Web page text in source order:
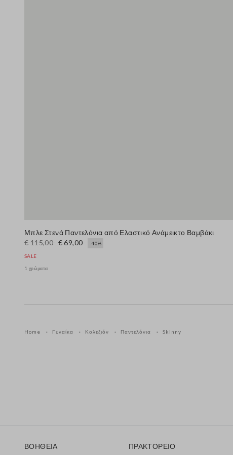
Μπλε Στενά Παντελόνια από Ελαστικό Ανάμεικτο Βαμβάκι
€ 115,00 € 69,00 -40%
SALE
1 χρώματα
Home Γυναίκα Κολεξιόν Παντελόνια Skinny
ΒΟΗΘΕΙΑ
ΠΡΑΚΤΟΡΕΙΟ